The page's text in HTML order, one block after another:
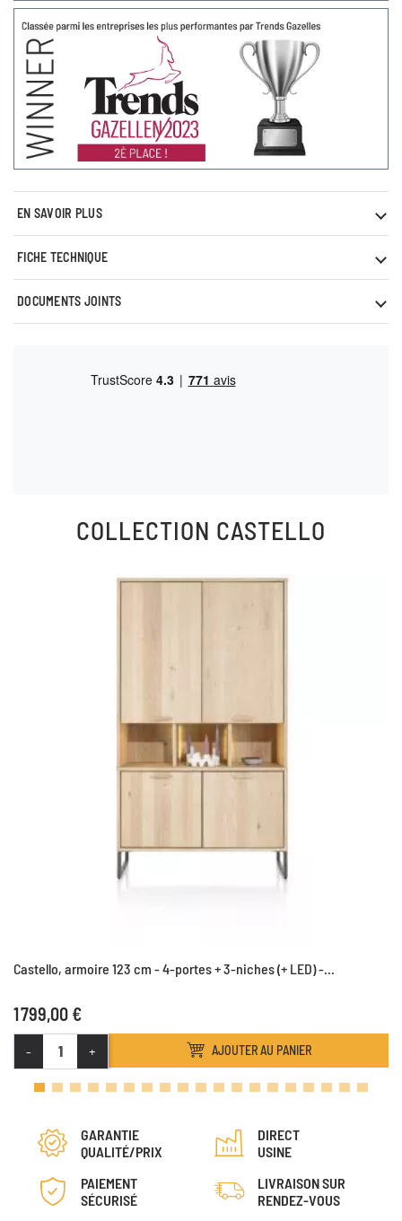
EN SAVOIR PLUS
FICHE TECHNIQUE
DOCUMENTS JOINTS
COLLECTION CASTELLO
Castello, armoire 123 cm - 4-portes + 3-niches (+ LED) -...
1 799,00 €
- + AJOUTER AU PANIER
GARANTIE
QUALITÉ/PRIX
DIRECT
USINE
PAIEMENT
SÉCURISÉ
LIVRAISON SUR
RENDEZ-VOUS